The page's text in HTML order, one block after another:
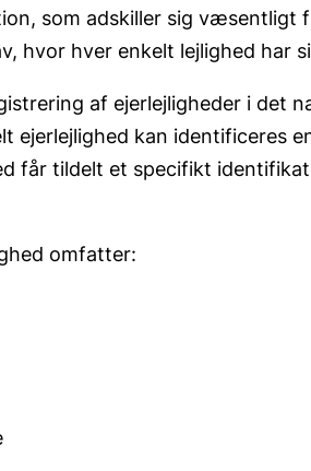
som adskiller sig
hvor hver enkelt lejlighed har
af ejerlejligheder i det
ejerlejlighed kan identificeres
får tildelt et specifikt
omfatter: